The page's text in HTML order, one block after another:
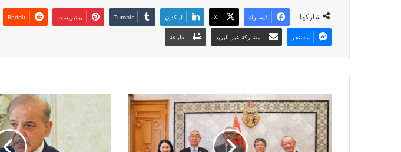
شاركها فيسبوك X لينكدإن بينتيريست
ماسنجر مشاركة عبر البريد طباعة